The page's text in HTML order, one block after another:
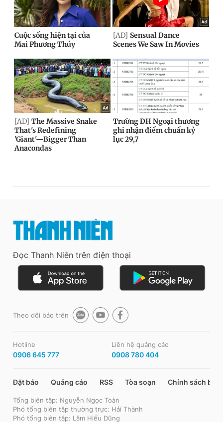
Đọc Thanh Niên trên điện thoại
Theo dõi báo trên
Hotline
0906 645 777
Liên hệ quảng cáo
0908 780 404
Đặt báo Quảng cáo RSS Tòa soạn Chính sách bảo
Tổng biên tập: Nguyễn Ngọc Toàn
Phó tổng biên tập thường trực: Hải Thành
Phó tổng biên tập: Lâm Hiếu Dũng